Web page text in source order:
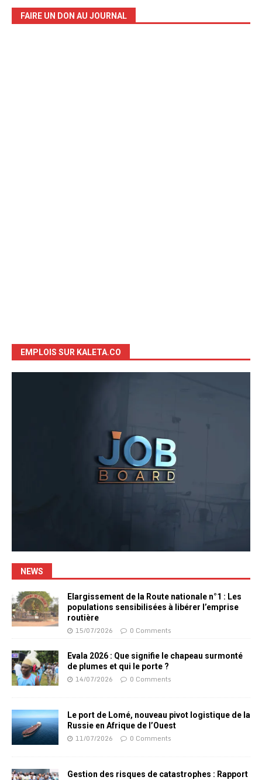
FAIRE UN DON AU JOURNAL
EMPLOIS SUR KALETA.CO
NEWS
Elargissement de la Route nationale n°1 : Les
populations sensibilisées à libérer l’emprise
routière
15/07/2026 0 Comments
Evala 2026 : Que signifie le chapeau surmonté
de plumes et qui le porte ?
14/07/2026 0 Comments
Le port de Lomé, nouveau pivot logistique de la
Russie en Afrique de l’Ouest
11/07/2026 0 Comments
Gestion des risques de catastrophes : Rapport